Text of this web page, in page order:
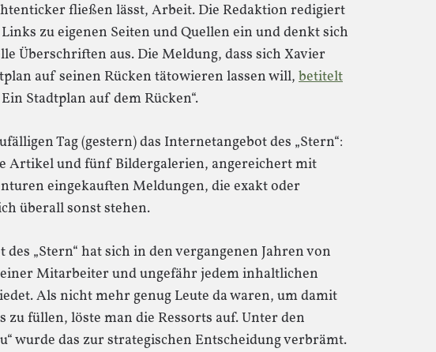
fließen lässt, Arbeit. Die Redaktion redigiert
zu eigenen Seiten und Quellen ein und denkt sich
Überschriften aus. Die Meldung, dass sich Xavier
auf seinen Rücken tätowieren lassen will, betitelt
Stadtplan auf dem Rücken“.
Tag (gestern) das Internetangebot des „Stern“:
Artikel und fünf Bildergalerien, angereichert mit
eingekauften Meldungen, die exakt oder
überall sonst stehen.
„Stern“ hat sich in den vergangenen Jahren von
Mitarbeiter und ungefähr jedem inhaltlichen
Als nicht mehr genug Leute da waren, um damit
zu füllen, löste man die Ressorts auf. Unter den
wurde das zur strategischen Entscheidung verbrämt.